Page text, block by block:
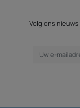
Volg ons